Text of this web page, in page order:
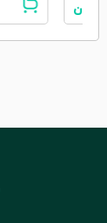
تومان